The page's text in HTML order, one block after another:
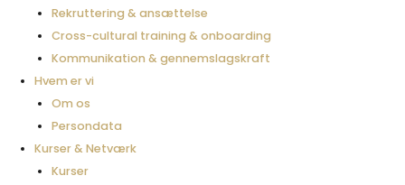
Rekruttering & ansættelse
Cross-cultural training & onboarding
Kommunikation & gennemslagskraft
Hvem er vi
Om os
Persondata
Kurser & Netværk
Kurser